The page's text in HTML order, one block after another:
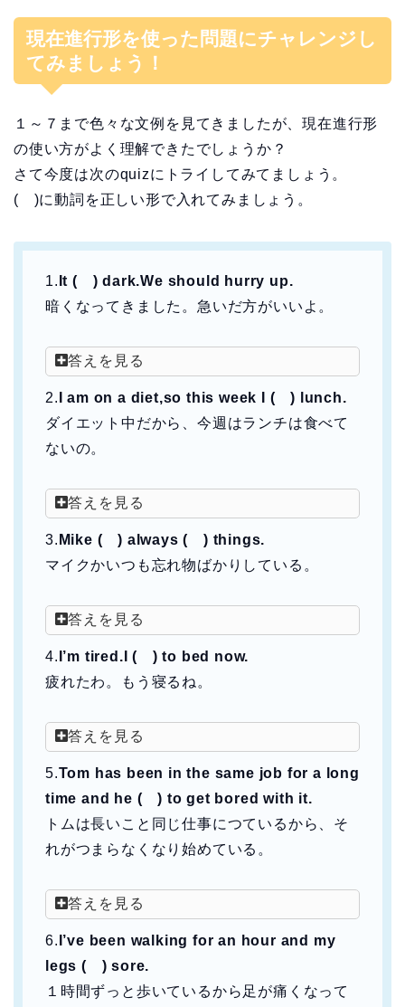
現在進行形を使った問題にチャレンジし
てみましょう！
１～７まで色々な文例を見てきましたが、現在進行形
の使い方がよく理解できたでしょうか？
さて今度は次のquizにトライしてみてましょう。
( )に動詞を正しい形で入れてみましょう。
1. It ( ) dark.We should hurry up.
暗くなってきました。急いだ方がいいよ。
答えを見る
2. I am on a diet,so this week I ( ) lunch.
ダイエット中だから、今週はランチは食べて
ないの。
答えを見る
3. Mike ( ) always ( ) things.
マイクかいつも忘れ物ばかりしている。
答えを見る
4. I’m tired.I ( ) to bed now.
疲れたわ。もう寝るね。
答えを見る
5.Tom has been in the same job for a long
time and he ( ) to get bored with it.
トムは長いこと同じ仕事につているから、そ
れがつまらなくなり始めている。
答えを見る
6. I’ve been walking for an hour and my
legs ( ) sore.
１時間ずっと歩いているから足が痛くなって